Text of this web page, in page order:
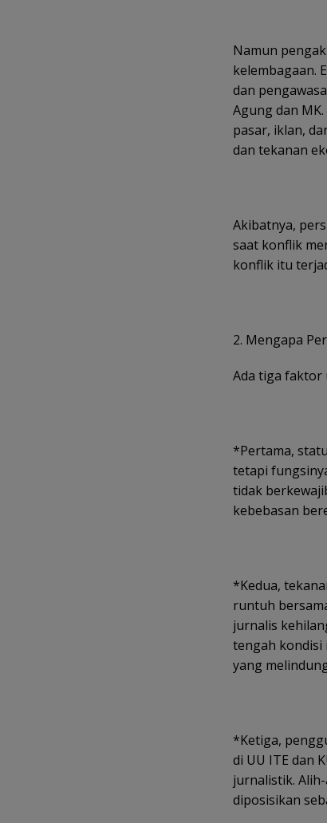
Namun
kelembagaan.
dan
Agung dan
pasar, iklan,
dan tekanan
Akibatnya,
saat konflik
konflik itu
2. Mengapa
Ada tiga faktor
*Pertama,
tetapi
tidak
kebebasan
*Kedua,
runtuh
jurnalis
tengah kondisi
yang
*Ketiga,
di UU ITE dan
jurnalistik.
diposisikan